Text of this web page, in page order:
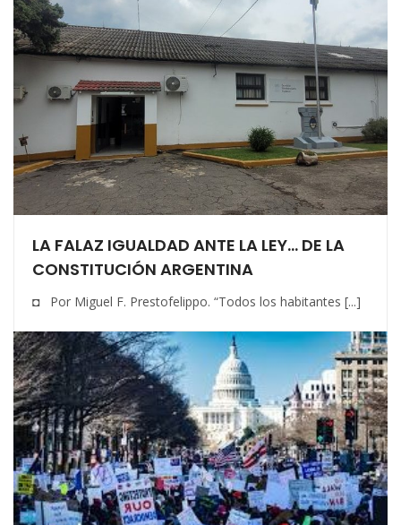
LA FALAZ IGUALDAD ANTE LA LEY… DE LA
CONSTITUCIÓN ARGENTINA
◘ Por Miguel F. Prestofelippo. “Todos los habitantes [...]